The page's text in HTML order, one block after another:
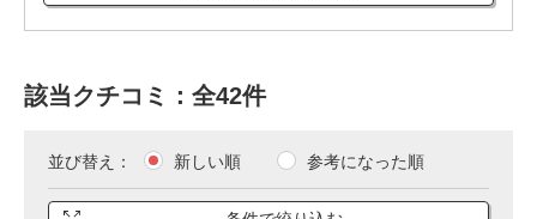
該当クチコミ：全42件
並び替え 新しい順 参考になった順